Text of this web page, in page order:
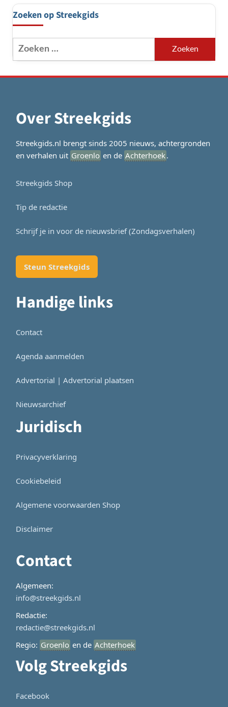
Zoeken op Streekgids
Zoeken
naar:
Over Streekgids
Streekgids.nl brengt sinds 2005 nieuws, achtergronden
en verhalen uit Groenlo en de Achterhoek.
Streekgids Shop
Tip de redactie
Schrijf je in voor de nieuwsbrief (Zondagsverhalen)
Steun Streekgids
Handige links
Contact
Agenda aanmelden
Advertorial | Advertorial plaatsen
Nieuwsarchief
Juridisch
Privacyverklaring
Cookiebeleid
Algemene voorwaarden Shop
Disclaimer
Contact
Algemeen:
info@streekgids.nl
Redactie:
redactie@streekgids.nl
Regio: Groenlo en de Achterhoek
Volg Streekgids
Facebook